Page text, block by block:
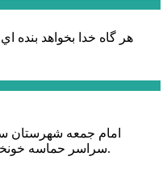
هر گاه خدا بخواهد بنده
امام جمعه شهرستان
سراسر حماسه خونخواهی و مرگ بر آمریکا و اسرائیل بود.